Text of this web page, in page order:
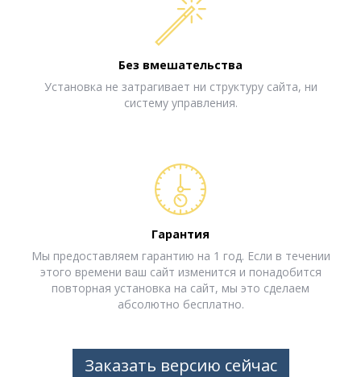
Без вмешательства
Установка не затрагивает ни структуру сайта, ни
систему управления.
Гарантия
Мы предоставляем гарантию на 1 год. Если в течении
этого времени ваш сайт изменится и понадобится
повторная установка на сайт, мы это сделаем
абсолютно бесплатно.
Заказать версию сейчас